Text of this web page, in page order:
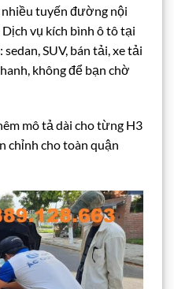
tuyến đường nội
vụ kích bình ô tô tại
SUV, bán tải, xe tải
không để bạn chờ
mô tả dài cho từng H3
chỉnh cho toàn quận